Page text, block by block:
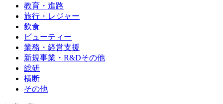
教育・進路
旅行・レジャー
飲食
ビューティー
業務・経営支援
新規事業・R&Dその他
総研
横断
その他